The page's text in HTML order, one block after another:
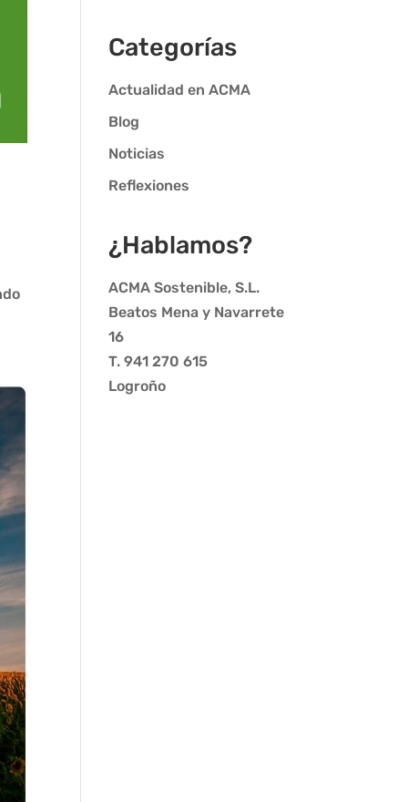
Categorías
Actualidad en ACMA
Blog
Noticias
Reflexiones
¿Hablamos?
ACMA Sostenible, S.L.
Beatos Mena y Navarrete
16
T. 941 270 615
Logroño